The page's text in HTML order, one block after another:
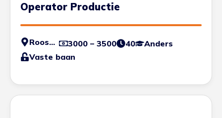
Operator Productie
Roosendaal 3000 – 3500 40
Anders
Vaste baan